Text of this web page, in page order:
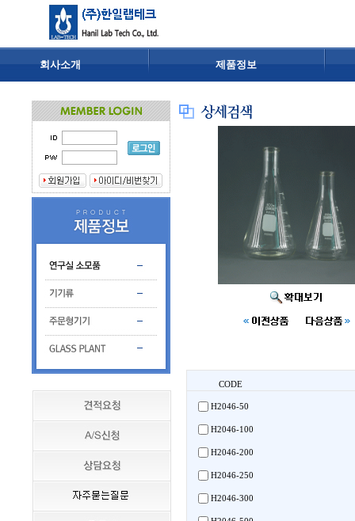
회사소개 제품정보
CODE
H2046-50
H2046-100
H2046-200
H2046-250
H2046-300